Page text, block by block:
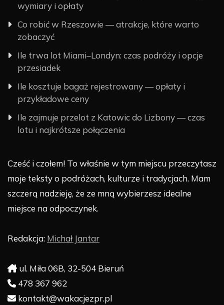
wymiary i opłaty
Co robić w Rzeszowie — atrakcje, które warto
zobaczyć
Ile trwa lot Miami–Londyn: czas podróży i opcje
przesiadek
Ile kosztuje bagaż rejestrowany — opłaty i
przykładowe ceny
Ile zajmuje przelot z Katowic do Lizbony — czas
lotu i najkrótsze połączenia
Cześć i czołem! To właśnie w tym miejscu przeczytasz
moje teksty o podróżach, kulturze i tradycjach. Mam
szczerą nadzieję, że ze mną wybierzesz idealne
miejsce na odpoczynek.
Redakcja: Michał Jantar
ul. Miła 06B, 32-504 Bieruń
478 367 962
kontakt@wakacjezpr.pl